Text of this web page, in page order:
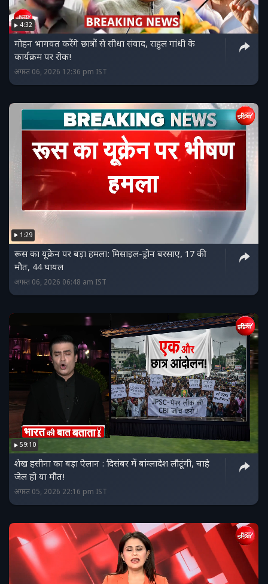
4:32
मोहन भागवत करेंगे छात्रों से सीधा संवाद, राहुल गांधी के
कार्यक्रम पर रोक!
अगस्त 06, 2026 12:36 pm IST
1:29
रूस का यूक्रेन पर बड़ा हमला: मिसाइल-ड्रोन बरसाए, 17 की
मौत, 44 घायल
अगस्त 06, 2026 06:48 am IST
59:10
शेख हसीना का बड़ा ऐलान : दिसंबर में बांग्लादेश लौटूंगी, चाहे
जेल हो या मौत!
अगस्त 05, 2026 22:16 pm IST